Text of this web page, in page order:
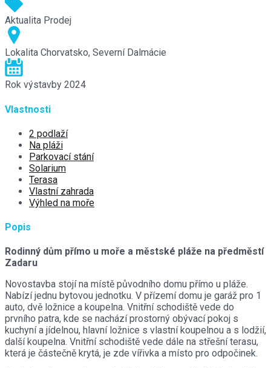
Aktualita Prodej
Lokalita Chorvatsko, Severní Dalmácie
Rok výstavby 2024
Vlastnosti
2 podlaží
Na pláži
Parkovací stání
Solarium
Terasa
Vlastní zahrada
Výhled na moře
Popis
Rodinný dům přímo u moře a městské pláže na předměstí
Zadaru
Novostavba stojí na místě původního domu přímo u pláže.
Nabízí jednu bytovou jednotku. V přízemí domu je garáž pro 1
auto, dvě ložnice a koupelna. Vnitřní schodiště vede do
prvního patra, kde se nachází prostorný obývací pokoj s
kuchyní a jídelnou, hlavní ložnice s vlastní koupelnou a s lodžií,
další koupelna. Vnitřní schodiště vede dále na střešní terasu,
která je částečně krytá, je zde vířivka a místo pro odpočinek.